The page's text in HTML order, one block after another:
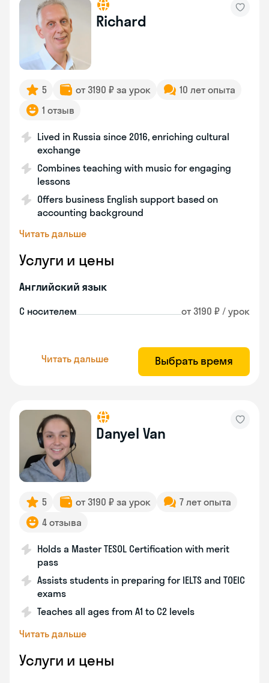
Richard
5 от 3190 ₽ за урок
10 лет опыта
1 отзыв
Lived in Russia since 2016, enriching cultural
exchange
Combines teaching with music for engaging
lessons
Offers business English support based on
accounting background
Читать дальше
Услуги и цены
Английский язык
С носителем от 3190 ₽ / урок
Читать дальше Выбрать время
Danyel Van
5 от 3190 ₽ за урок
7 лет опыта
4 отзыва
Holds a Master TESOL Certification with merit
pass
Assists students in preparing for IELTS and TOEIC
exams
Teaches all ages from A1 to C2 levels
Читать дальше
Услуги и цены